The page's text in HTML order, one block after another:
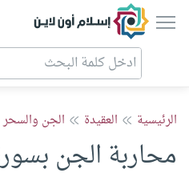
إسلام أون لاين
الرئيسية العقيدة الجن والسحر
محاربة الجن